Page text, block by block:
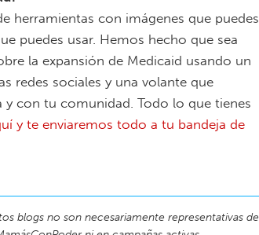
herramientas con imágenes que puedes
puedes usar. Hemos hecho que sea
la expansión de Medicaid usando un
redes sociales y una volante que
y con tu comunidad. Todo lo que tienes
y te enviaremos todo a tu bandeja de
blogs no son necesariamente representativas de